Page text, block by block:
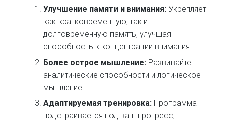
Улучшение памяти и внимания: Укрепляет
как кратковременную, так и
долговременную память, улучшая
способность к концентрации внимания.
Более острое мышление: Развивайте
аналитические способности и логическое
мышление.
Адаптируемая тренировка: Программа
подстраивается под ваш прогресс,